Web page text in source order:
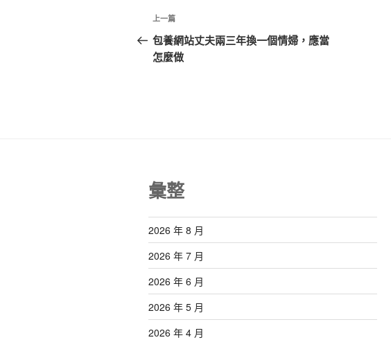
文
章
導
上
一
篇
上一篇
包養網站丈夫兩三年換一個情婦，應當
怎麼做
彙整
2026 年 8 月
2026 年 7 月
2026 年 6 月
2026 年 5 月
2026 年 4 月